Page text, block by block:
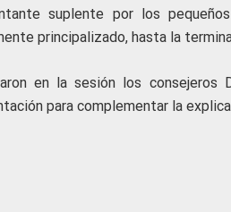
suplente por los
principalizado, hasta la
en la sesión los consejeros
para complementar la